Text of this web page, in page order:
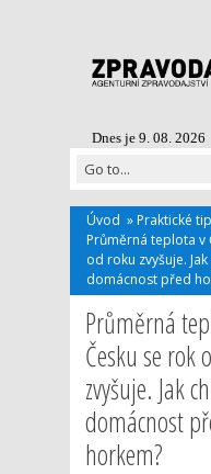
Dnes je 9. 08. 2026
Úvod » Praktické
Průměrná teplota v
od roku zvyšuje.
domácnost před
Průměrná
Česku se rok
zvyšuje. Jak
domácnost
horkem?